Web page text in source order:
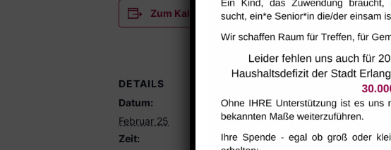
Zum Kalender hinzufügen
DETAILS
Datum:
Februar 25
Zeit:
VERANSTALTUNGSORT
Raum 112